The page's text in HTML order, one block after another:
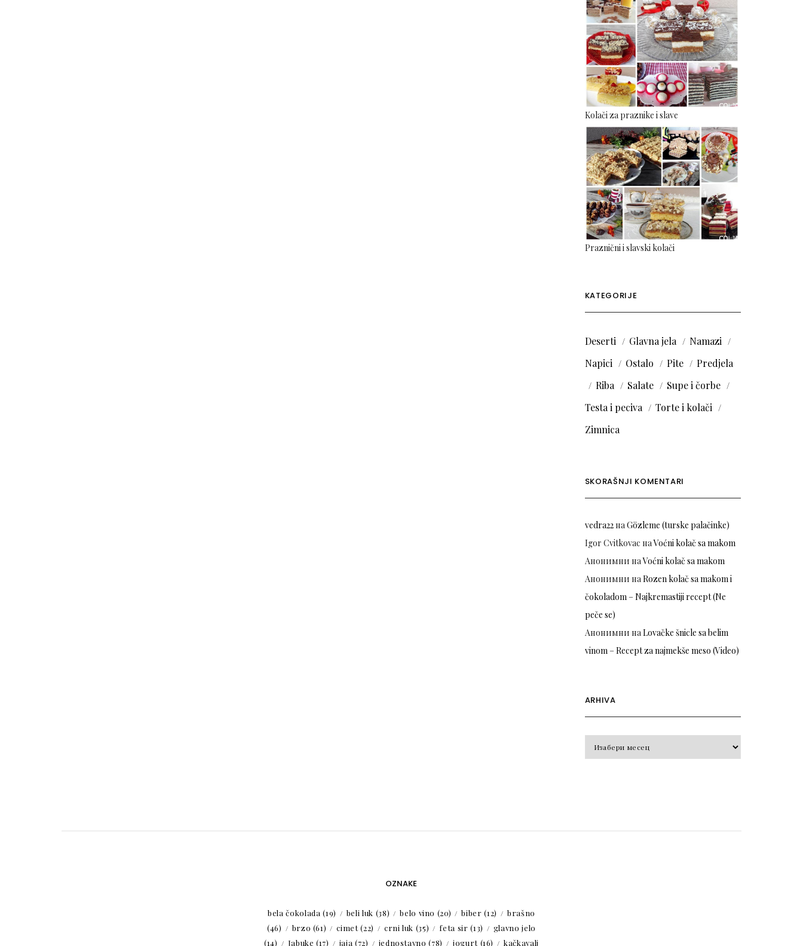
Kolači za praznike i slave
Praznični i slavski kolači
KATEGORIJE
Deserti Glavna jela
Namazi
Napici
Ostalo Pite
Predjela
Riba
Salate
Supe i čorbe
Testa i peciva
Torte i kolači
Zimnica
SKORAŠNJI KOMENTARI
vedra22наGözleme (turske palačinke)
Igor Cvitkovac наVoćni kolač sa makom
Анонимни наVoćni kolač sa makom
Анонимни наRozen kolač sa makom i
čokoladom – Najkremastiji recept (Ne
peče se)
Анонимни наLovačke šnicle sa belim
vinom – Recept za najmekše meso (Video)
ARHIVA
OZNAKE
bela čokolada (19) beli luk (38) belo vino (20) biber (12)
brašno
(46)
brzo (61) cimet(22) crni luk (35) feta sir (13)
glavno jelo
(14)
Jabuke (17) jaja (72) jednostavno (78) jogurt(16) kačkavalj